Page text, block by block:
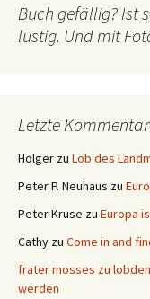
Buch gefällig? Ist
lustig. Und mit
Letzte
Holger zu Lob des
Peter P. Neuhaus zu
Peter Kruse zu Europa
Cathy zu Come in and
frater mosses zu
werden